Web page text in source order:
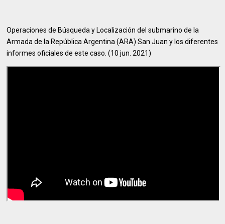
Operaciones de Búsqueda y Localización del submarino de la
Armada de la República Argentina (ARA) San Juan y los diferentes
informes oficiales de este caso. (10 jun. 2021)